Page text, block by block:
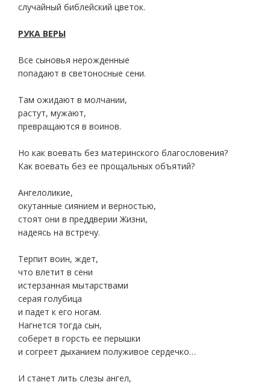
случайный библейский цветок.
РУКА ВЕРЫ
Все сыновья нерожденные
попадают в светоносные сени.
Там ожидают в молчании,
растут, мужают,
превращаются в воинов.
Но как воевать без материнского благословения?
Как воевать без ее прощальных объятий?
Ангелоликие,
окутанные сиянием и верностью,
стоят они в преддверии Жизни,
надеясь на встречу.
Терпит воин, ждет,
что влетит в сени
истерзанная мытарствами
серая голубица
и падет к его ногам.
Нагнется тогда сын,
соберет в горсть ее перышки
и согреет дыханием полуживое сердечко…
И станет лить слезы ангел,